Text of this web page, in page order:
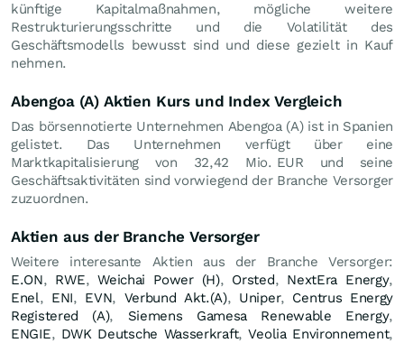
künftige Kapitalmaßnahmen, mögliche weitere
Restrukturierungsschritte und die Volatilität des
Geschäftsmodells bewusst sind und diese gezielt in Kauf
nehmen.
Abengoa (A) Aktien Kurs und Index Vergleich
Das börsennotierte Unternehmen Abengoa (A) ist in Spanien
gelistet. Das Unternehmen verfügt über eine
Marktkapitalisierung von 32,42 Mio. EUR und seine
Geschäftsaktivitäten sind vorwiegend der Branche Versorger
zuzuordnen.
Aktien aus der Branche Versorger
Weitere interesante Aktien aus der Branche Versorger:
E.ON, RWE,Weichai Power (H), Orsted, NextEra Energy,
Enel, ENI, EVN, Verbund Akt.(A), Uniper, Centrus Energy
Registered (A), Siemens Gamesa Renewable Energy,
ENGIE, DWK Deutsche Wasserkraft,Veolia Environnement,